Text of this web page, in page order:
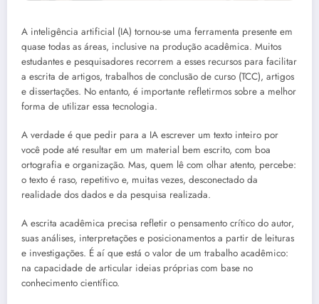
A inteligência artificial (IA) tornou-se uma ferramenta presente em
quase todas as áreas, inclusive na produção acadêmica. Muitos
estudantes e pesquisadores recorrem a esses recursos para facilitar
a escrita de artigos, trabalhos de conclusão de curso (TCC), artigos
e dissertações. No entanto, é importante refletirmos sobre a melhor
forma de utilizar essa tecnologia.
A verdade é que pedir para a IA escrever um texto inteiro por
você pode até resultar em um material bem escrito, com boa
ortografia e organização. Mas, quem lê com olhar atento, percebe:
o texto é raso, repetitivo e, muitas vezes, desconectado da
realidade dos dados e da pesquisa realizada.
A escrita acadêmica precisa refletir o pensamento crítico do autor,
suas análises, interpretações e posicionamentos a partir de leituras
e investigações. É aí que está o valor de um trabalho acadêmico:
na capacidade de articular ideias próprias com base no
conhecimento científico.